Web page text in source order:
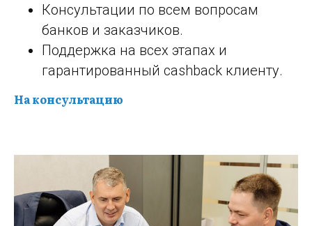
Консультации по всем вопросам
банков и заказчиков.
Поддержка на всех этапах и
гарантированный cashback клиенту.
На консультацию